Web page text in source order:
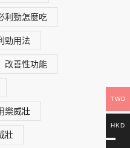
利勁怎麼吃
勁用法
改善性功能
樂威壯
壯
TWD
HKD